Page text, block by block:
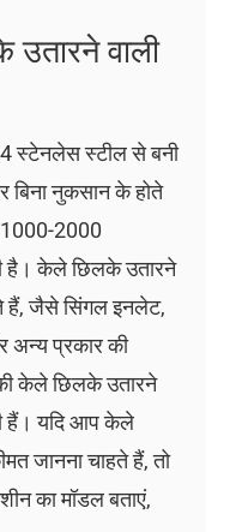
वाली
स्टेनलेस स्टील से बनी
नुकसान के होते
2000
है। केले छिलके उतारने
हैं, जैसे सिंगल इनलेट,
प्रकार की
केले छिलके उतारने
हैं। यदि आप केले
जानना चाहते हैं, तो
का मॉडल बताएं,